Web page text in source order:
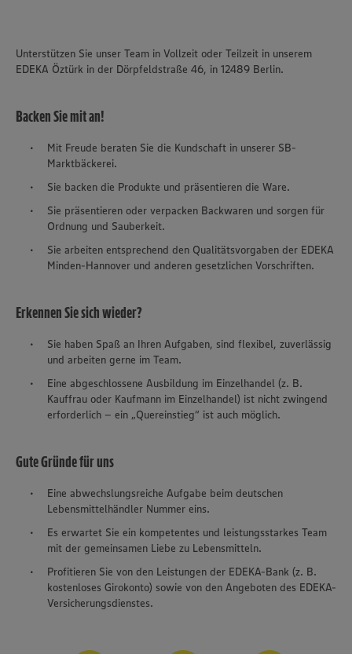
Unterstützen Sie unser Team in Vollzeit oder Teilzeit in unserem
EDEKA Öztürk in der Dörpfeldstraße 46, in 12489 Berlin.
Backen Sie mit an!
Mit Freude beraten Sie die Kundschaft in unserer SB-
Marktbäckerei.
Sie backen die Produkte und präsentieren die Ware.
Sie präsentieren oder verpacken Backwaren und sorgen für
Ordnung und Sauberkeit.
Sie arbeiten entsprechend den Qualitätsvorgaben der EDEKA
Minden-Hannover und anderen gesetzlichen Vorschriften.
Erkennen Sie sich wieder?
Sie haben Spaß an Ihren Aufgaben, sind flexibel, zuverlässig
und arbeiten gerne im Team.
Eine abgeschlossene Ausbildung im Einzelhandel (z. B.
Kauffrau oder Kaufmann im Einzelhandel) ist nicht zwingend
erforderlich – ein „Quereinstieg“ ist auch möglich.
Gute Gründe für uns
Eine abwechslungsreiche Aufgabe beim deutschen
Lebensmittelhändler Nummer eins.
Es erwartet Sie ein kompetentes und leistungsstarkes Team
mit der gemeinsamen Liebe zu Lebensmitteln.
Profitieren Sie von den Leistungen der EDEKA-Bank (z. B.
kostenloses Girokonto) sowie von den Angeboten des EDEKA-
Versicherungsdienstes.